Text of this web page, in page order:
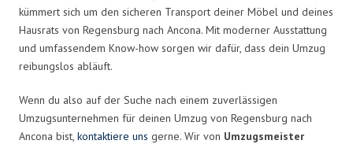
kümmert sich um den sicheren Transport deiner Möbel und deines
Hausrats von Regensburg nach Ancona. Mit moderner Ausstattung
und umfassendem Know-how sorgen wir dafür, dass dein Umzug
reibungslos abläuft.
Wenn du also auf der Suche nach einem zuverlässigen
Umzugsunternehmen für deinen Umzug von Regensburg nach
Ancona bist, kontaktiere uns gerne. Wir von Umzugsmeister